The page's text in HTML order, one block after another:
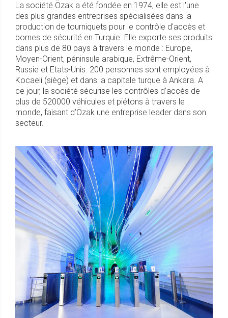
La société Özak a été fondée en 1974, elle est l'une
des plus grandes entreprises spécialisées dans la
production de tourniquets pour le contrôle d'accès et
bornes de sécurité en Turquie. Elle exporte ses produits
dans plus de 80 pays à travers le monde : Europe,
Moyen-Orient, péninsule arabique, Extrême-Orient,
Russie et Etats-Unis. 200 personnes sont employées à
Kocaeli (siège) et dans la capitale turque à Ankara. A
ce jour, la société sécurise les contrôles d’accès de
plus de 520000 véhicules et piétons à travers le
monde, faisant d’Özak une entreprise leader dans son
secteur.